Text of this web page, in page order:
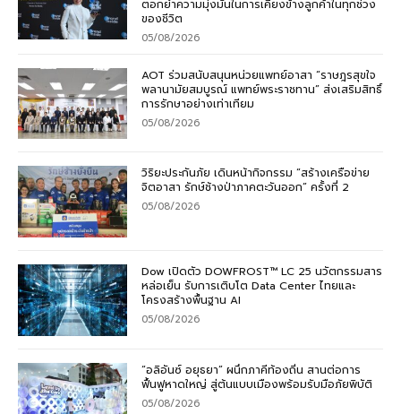
ตอกย้ำความมุ่งมั่นในการเคียงข้างลูกค้าในทุกช่วง
ของชีวิต
05/08/2026
AOT ร่วมสนับสนุนหน่วยแพทย์อาสา “ราษฎรสุขใจ
พลานามัยสมบูรณ์ แพทย์พระราชทาน” ส่งเสริมสิทธิ์
การรักษาอย่างเท่าเทียม
05/08/2026
วิริยะประกันภัย เดินหน้ากิจกรรม “สร้างเครือข่าย
จิตอาสา รักษ์ช้างป่าภาคตะวันออก” ครั้งที่ 2
05/08/2026
Dow เปิดตัว DOWFROST™ LC 25 นวัตกรรมสาร
หล่อเย็น รับการเติบโต Data Center ไทยและ
โครงสร้างพื้นฐาน AI
05/08/2026
“อลิอันซ์ อยุธยา” ผนึกภาคีท้องถิ่น สานต่อการ
ฟื้นฟูหาดใหญ่ สู่ต้นแบบเมืองพร้อมรับมือภัยพิบัติ
05/08/2026